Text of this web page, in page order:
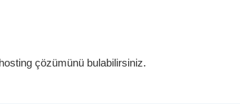
çözümünü bulabilirsiniz.